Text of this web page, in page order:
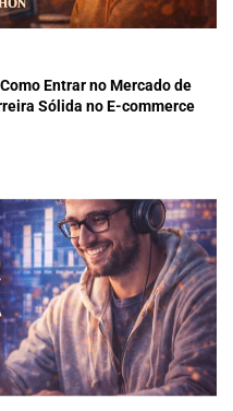
Entrar no Mercado de
Sólida no E-commerce